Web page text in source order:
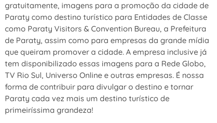
gratuitamente, imagens para a promoção da cidade de
Paraty como destino turístico para Entidades de Classe
como Paraty Visitors & Convention Bureau, a Prefeitura
de Paraty, assim como para empresas da grande mídia
que queiram promover a cidade. A empresa inclusive já
tem disponibilizado essas imagens para a Rede Globo,
TV Rio Sul, Universo Online e outras empresas. É nossa
forma de contribuir para divulgar o destino e tornar
Paraty cada vez mais um destino turístico de
primeiríssima grandeza!